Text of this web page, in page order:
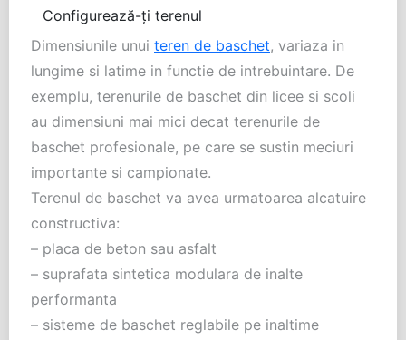
Configurează-ți terenul
Dimensiunile unui teren de baschet, variaza in
lungime si latime in functie de intrebuintare. De
exemplu, terenurile de baschet din licee si scoli
au dimensiuni mai mici decat terenurile de
baschet profesionale, pe care se sustin meciuri
importante si campionate.
Terenul de baschet va avea urmatoarea alcatuire
constructiva:
– placa de beton sau asfalt
– suprafata sintetica modulara de inalte
performanta
– sisteme de baschet reglabile pe inaltime